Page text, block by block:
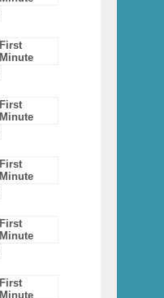
First
Minute
First
Minute
First
Minute
First
Minute
First
Minute